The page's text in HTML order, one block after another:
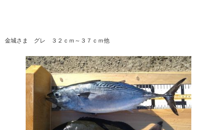
金城さま グレ ３２ｃｍ～３７ｃｍ他